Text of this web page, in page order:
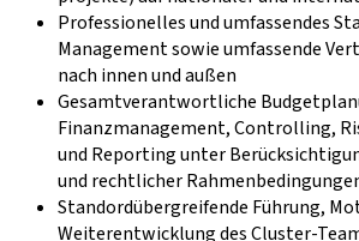
Professionelles und umfassendes
Management sowie umfassende
nach innen und außen
Gesamtverantwortliche
Finanzmanagement, Controlling,
und Reporting unter
und rechtlicher
Standordübergreifende Führung,
Weiterentwicklung des Cluster-